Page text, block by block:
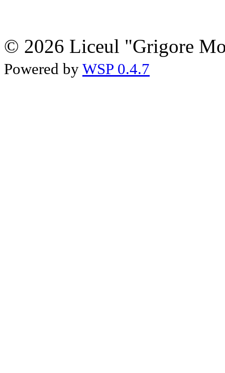
© 2026 Liceul "Grigore
Powered by WSP 0.4.7